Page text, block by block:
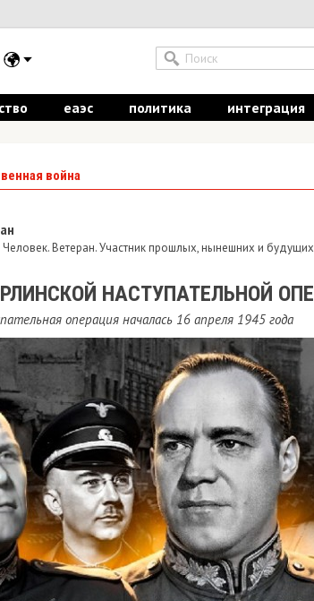
еаэс политика интеграция
война
Человек. Ветеран. Участник прошлых, нынешних и
НАСТУПАТЕЛЬНОЙ
операция началась 16 апреля 1945 года